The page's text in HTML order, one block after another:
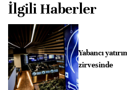
İlgili Haberler
Yabancı
zirvesinde